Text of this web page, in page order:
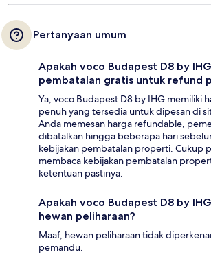
Pertanyaan umum
Apakah voco Budapest D8 by
pembatalan gratis untuk refund
Ya, voco Budapest D8 by IHG memiliki
penuh yang tersedia untuk dipesan di
Anda memesan harga refundable,
dibatalkan hingga beberapa hari
kebijakan pembatalan properti. Cukup
membaca kebijakan pembatalan
ketentuan pastinya.
Apakah voco Budapest D8 by
hewan peliharaan?
Maaf, hewan peliharaan tidak
pemandu.